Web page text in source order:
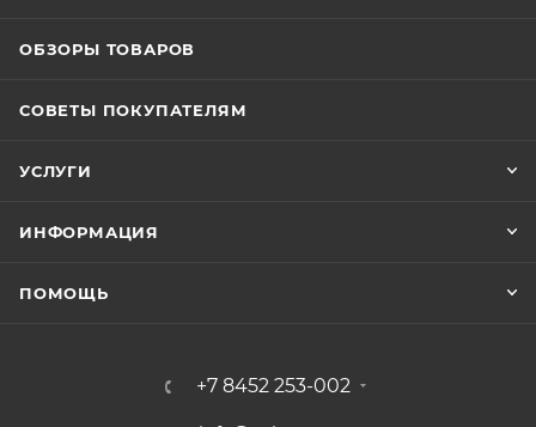
ОБЗОРЫ ТОВАРОВ
СОВЕТЫ ПОКУПАТЕЛЯМ
УСЛУГИ
ИНФОРМАЦИЯ
ПОМОЩЬ
+7 8452 253-002